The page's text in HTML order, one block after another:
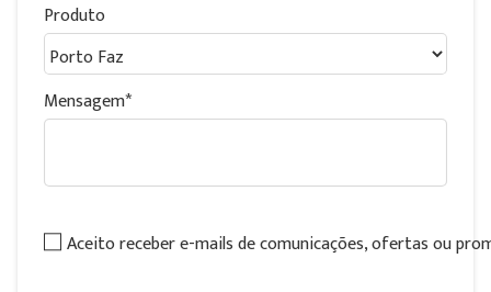
Produto
Mensagem
Aceito receber e-mails de comunicações, ofertas ou